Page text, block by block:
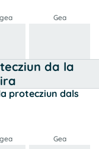
Gea
da la
protecziun dals
Gea